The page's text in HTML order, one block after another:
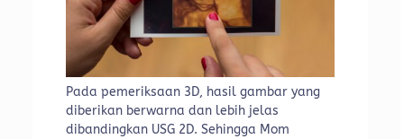
Pada pemeriksaan 3D, hasil gambar yang
diberikan berwarna dan lebih jelas
dibandingkan USG 2D. Sehingga Mom